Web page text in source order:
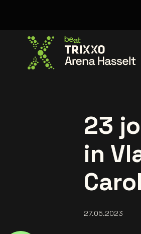
23
in
27.05.2023